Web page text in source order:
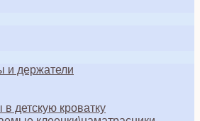
и держатели
в детскую кроватку